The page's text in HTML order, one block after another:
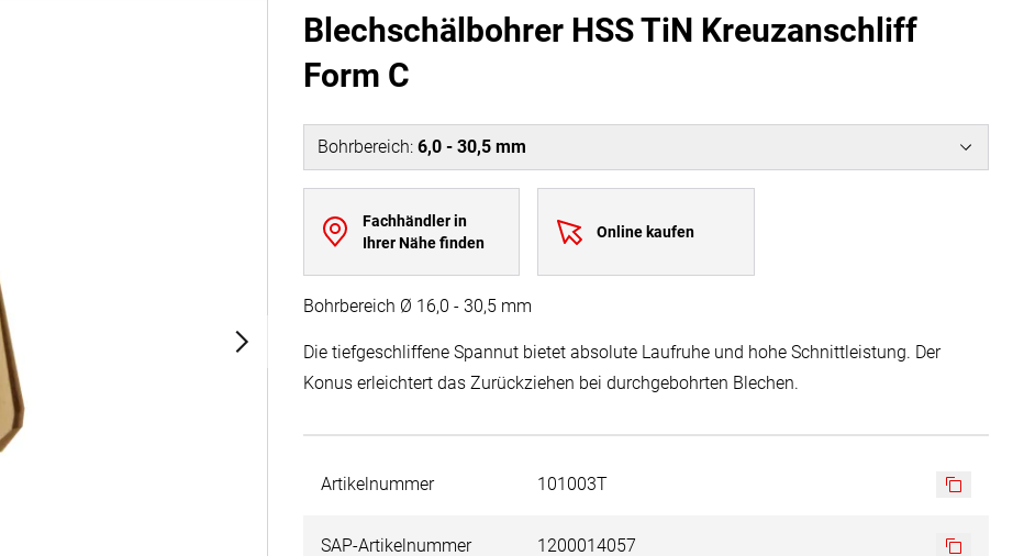
Blechschälbohrer HSS TiN Kreuzanschliff
Form C
Bohrbereich: 6,0 - 30,5 mm
Fachhändler in
Ihrer Nähe finden
Online kaufen
Bohrbereich Ø 16,0 - 30,5 mm
Die tiefgeschliffene Spannut bietet absolute Laufruhe und hohe Schnittleistung. Der
Konus erleichtert das Zurückziehen bei durchgebohrten Blechen.
Artikelnummer 101003T
SAP-Artikelnummer 1200014057